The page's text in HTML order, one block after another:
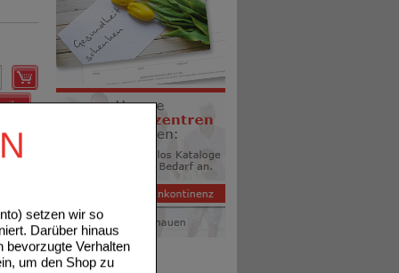
setzen wir so
Darüber hinaus
bevorzugte Verhalten
um den Shop zu